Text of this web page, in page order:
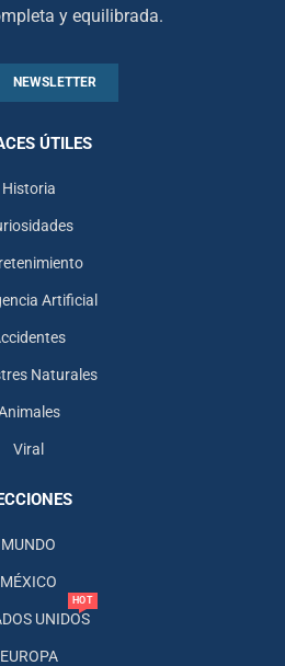
y equilibrada.
NEWSLETTER
ÚTILES
Historia
Artificial
Naturales
Viral
MUNDO
MÉXICO
UNIDOS
HOT
EUROPA